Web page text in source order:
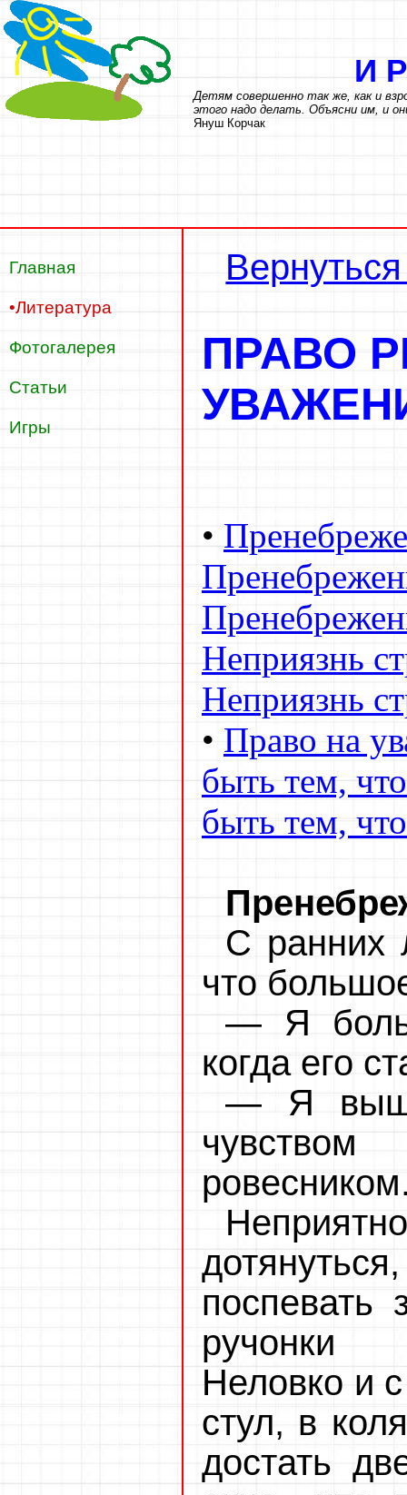
И
Детям совершенно так же, как и
этого надо делать. Объясни им, и
Януш Корчак
Главная
•Литература
Фотогалерея
Статьи
Игры
ПРАВО
•
Неприязнь
Неприязнь
• Право на
быть тем,
быть тем,
С ранних
что
— Я
когда его
— Я
поспевать
ручонки
Неловко и
стул, в
достать